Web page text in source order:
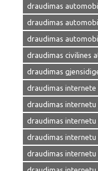
draudimas
draudimas
draudimas
draudimas civilines
draudimas
draudimas internete
draudimas internetu
draudimas
draudimas internetu
draudimas internetu